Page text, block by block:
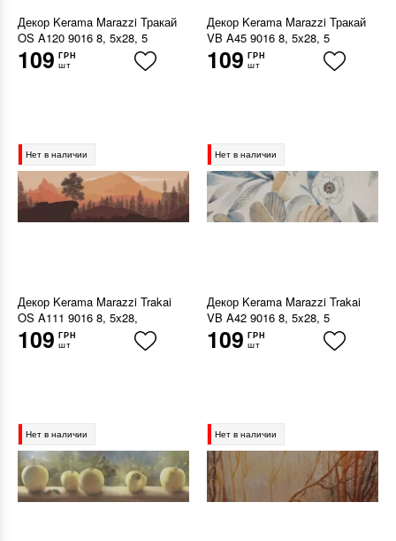
Декор Kerama Marazzi Тракай
OS A120 9016 8, 5х28, 5
109 ГРН
шт
Декор Kerama Marazzi Тракай
VB A45 9016 8, 5х28, 5
109 ГРН
шт
Нет в наличии
Декор Kerama Marazzi Trakai
OS A111 9016 8, 5х28,
109 ГРН
шт
Нет в наличии
Декор Kerama Marazzi Trakai
VB A42 9016 8, 5x28, 5
109 ГРН
шт
Нет в наличии Нет в наличии